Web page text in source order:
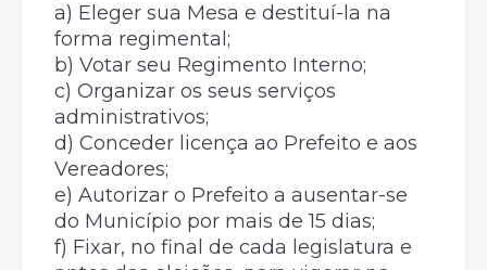
a) Eleger sua Mesa e destituí-la na
forma regimental;
b) Votar seu Regimento Interno;
c) Organizar os seus serviços
administrativos;
d) Conceder licença ao Prefeito e aos
Vereadores;
e) Autorizar o Prefeito a ausentar-se
do Município por mais de 15 dias;
f) Fixar, no final de cada legislatura e